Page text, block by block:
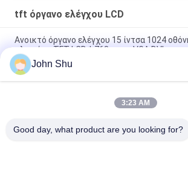
tft όργανο ελέγχου LCD
Ανοικτό όργανο ελέγχου 15 ίντσα 1024
πλαισίων TFT LCD * 768 με το VGA DVI
Πολυ όργανο ελέγχου 12,1» ψήφισμα 1024
LCD * 768 στη λεωφόρο Shorting
Φωτεινότητα 300cd/όργανο ελέγχου 10,4
John Shu
3:23 AM
Good day, what product are you looking for?